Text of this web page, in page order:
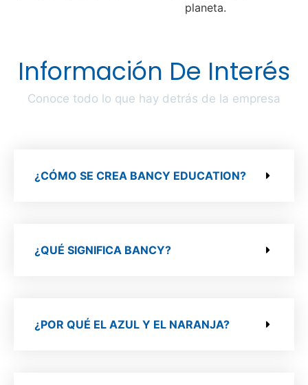
planeta.
Información De Interés
Conoce todo lo que hay detrás de la empresa
¿CÓMO SE CREA BANCY EDUCATION?
¿QUÉ SIGNIFICA BANCY?
¿POR QUÉ EL AZUL Y EL NARANJA?